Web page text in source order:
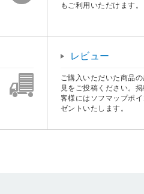
もご利用いただけます。
レビュー
ご購入いただいた商品
見をご投稿ください。
客様にはソフマップポ
ゼントいたします。